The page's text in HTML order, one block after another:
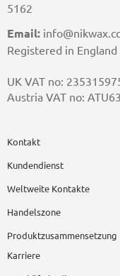
5162
Email:
Registered in
UK VAT no:
Austria VAT no:
Kontakt
Kundendienst
Weltweite Kontakte
Handelszone
Produktzusammensetzung
Karriere